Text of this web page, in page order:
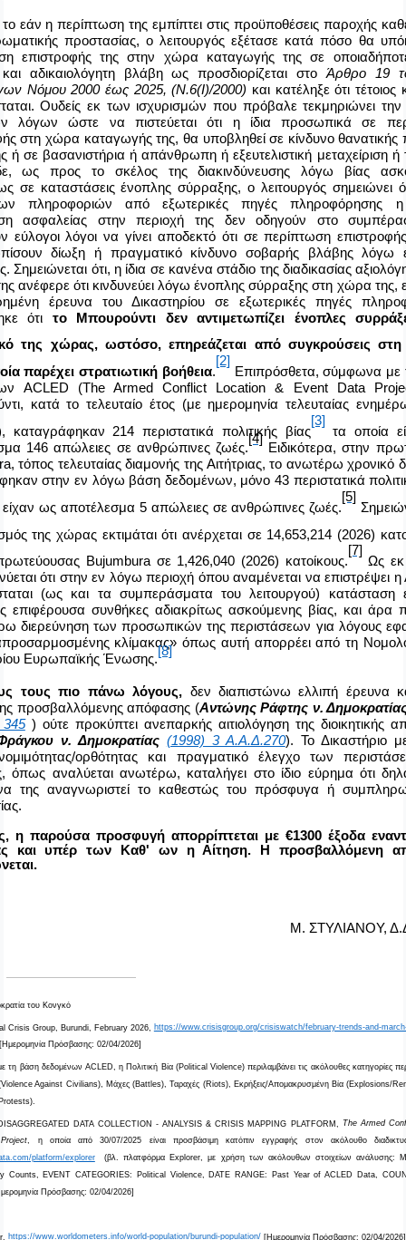
εάν η περίπτωση της εμπίπτει στις προϋποθέσεις παροχής
προστασίας, ο λειτουργός εξέτασε κατά πόσο θα
επιστροφής της στην χώρα καταγωγής της σε
αδικαιολόγητη βλάβη ως προσδιορίζεται στοΆρθρο 19
Νόμου 2000 έως 2025, (Ν.6(Ι)/2000) και κατέληξε ότι τέτοιος
Ουδείς εκ των ισχυρισμών που πρόβαλε τεκμηριώνει
λόγων ώστε να πιστεύεται ότι η ίδια προσωπικά σε
στη χώρα καταγωγής της, θα υποβληθεί σε κίνδυνο θανατικής
ή σε βασανιστήρια ή απάνθρωπη ή εξευτελιστική μεταχείριση ή
ως προς το σκέλος της διακινδύνευσης λόγω βίας
σε καταστάσεις ένοπλης σύρραξης, ο λειτουργός σημειώνει
πληροφοριών από εξωτερικές πηγές πληροφόρησης η
ασφαλείας στην περιοχή της δεν οδηγούν στο
εύλογοι λόγοι να γίνει αποδεκτό ότι σε περίπτωση
δίωξη ή πραγματικό κίνδυνο σοβαρής βλάβης λόγω
Σημειώνεται ότι, η ίδια σε κανένα στάδιο της διαδικασίας
ανέφερε ότι κινδυνεύει λόγω ένοπλης σύρραξης στη χώρα
έρευνα του Δικαστηρίου σε εξωτερικές πηγές
ότι το Μπουρούντι δεν αντιμετωπίζει ένοπλες
της χώρας, ωστόσο, επηρεάζεται από συγκρούσεις
παρέχει στρατιωτική βοήθεια.
[2]
Επιπρόσθετα, σύμφωνα με
ACLED (The Armed Conflict Location & Event Data
κατά το τελευταίο έτος (με ημερομηνία τελευταίας
καταγράφηκαν 214 περιστατικά πολιτικής βίας
[3]
τα οποία
146 απώλειες σε ανθρώπινες ζωές.
[4]
Ειδικότερα, στην
, τόπος τελευταίας διαμονής της Αιτήτριας, το ανωτέρω χρονικό
στην εν λόγω βάση δεδομένων, μόνο 43 περιστατικά
είχαν ως αποτέλεσμα 5 απώλειες σε ανθρώπινες ζωές.
[5]
της χώρας εκτιμάται ότι ανέρχεται σε 14,653,214 (2026)
Bujumbura σε 1,426,040 (2026) κατοίκους.
[7]
Ως εκ
ότι στην εν λόγω περιοχή όπου αναμένεται να επιστρέψει η
(ως και τα συμπεράσματα του λειτουργού) κατάσταση
επιφέρουσα συνθήκες αδιακρίτως ασκούμενης βίας, και άρα
διερεύνηση των προσωπικών της περιστάσεων για λόγους
κλίμακας» όπως αυτή απορρέει από τη
Ευρωπαϊκής Ένωσης.
[8]
τους πιο πάνω λόγους, δεν διαπιστώνω ελλιπή έρευνα
προσβαλλόμενης απόφασης (Αντώνης Ράφτης ν.
) ούτε προκύπτει ανεπαρκής αιτιολόγηση της διοικητικής
ν. Δημοκρατίας (1998) 3 Α.Α.Δ.270). Το Δικαστήριο
ορθότητας και πραγματικό έλεγχο των
όπως αναλύεται ανωτέρω, καταλήγει στο ίδιο εύρημα ότι
της αναγνωριστεί το καθεστώς του πρόσφυγα ή
η παρούσα προσφυγή απορρίπτεται με €1300 έξοδα
και υπέρ των Καθ' ων η Αίτηση.
Η προσβαλλόμενη
Μ. ΣΤΥΛΙΑΝΟΥ,
του Κονγκό
Crisis Group, Burundi, February 2026,
https://www.crisisgroup.org/crisiswatch/february-trends-and-
Ημερομηνία Πρόσβασης: 02/04/2026]
τη βάση δεδομένωνACLED , η Πολιτική Βία (Political Violence) περιλαμβάνει τις ακόλουθες κατηγορίες
Violence Against Civilians), Μάχες (Battles), Ταραχές (Riots), Εκρήξεις/Απομακρυσμένη Βία (Explosions/
).
DATA COLLECTION - ANALYSIS&CRISIS MAPPING PLATFORM The Armed
Project, η οποία από 30/07/2025 είναι προσβάσιμη κατόπιν εγγραφής στον ακόλουθο
platform/explorer(βλ. πλατφόρμα Explorer, με χρήση των ακόλουθων στοιχείων ανάλυσης:
Counts, EVENT CATEGORIES: Political Violence, DATE RANGE: Past Year of ACLED Data,
Πρόσβασης: 02/04/2026]
, https://www.worldometers.info/world-population/burundi-population/[Ημερομηνία Πρόσβασης: 02/04/2026]